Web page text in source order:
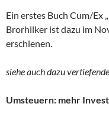
Ein erstes Buch Cum/Ex
Brorhilker ist dazu im
erschienen.
siehe auch dazu
Umsteuern: mehr